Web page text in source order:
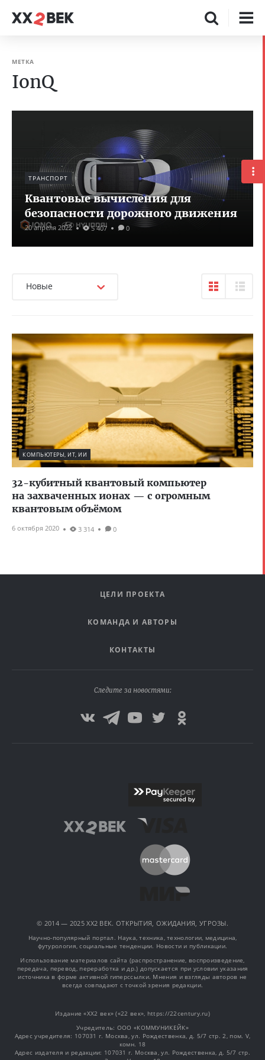
МЕТКА
IonQ
ТРАНСПОРТ
Квантовые вычисления для
безопасности дорожного движения
20 апреля 2022 5 407 0
Новые
КОМПЬЮТЕРЫ, ИТ, ИИ
32-кубитный квантовый компьютер
на захваченных ионах — с огромным
квантовым объёмом
6 октября 2020 3 314 0
ЦЕЛИ ПРОЕКТА
КОМАНДА И АВТОРЫ
КОНТАКТЫ
Следите за новостями:
© 2014 — 2025 XX2 ВЕК. ОТКРЫТИЯ, ОЖИДАНИЯ, УГРОЗЫ.
Научно-популярный портал. Наука, техника, технологии, медицина,
футурология, социальные тенденции. Новости и публикации.
Использование материалов сайта (распространение, воспроизведение,
передача, перевод, переработка и др.) допускается при условии указания
источника в форме активной гиперссылки. Мнения и взгляды авторов не
всегда совпадают с точкой зрения редакции.
Издание «XX2 век» («22 век», https://22century.ru)
Учредитель: OOO «КОММУНИКЕЙК»
Адрес учредителя: 107031 г. Москва, ул. Рождественка, д. 5/7 стр. 2, пом. V,
комн. 18
Адрес издателя и редакции: 107031 г. Москва, ул. Рождественка, д. 5/7 стр.